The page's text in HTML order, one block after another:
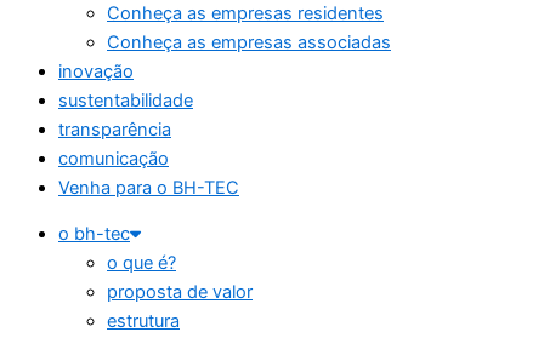
Conheça as empresas residentes
Conheça as empresas associadas
inovação
sustentabilidade
transparência
comunicação
Venha para o BH-TEC
o bh-tec
o que é?
proposta de valor
estrutura